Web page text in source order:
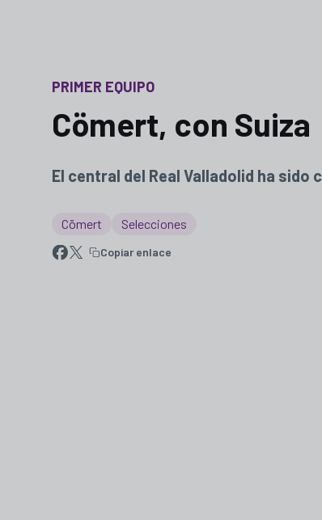
PRIMER EQUIPO
Cömert, con Suiza
El central del Real Valladolid ha
Cömert Selecciones
Copiar enlace